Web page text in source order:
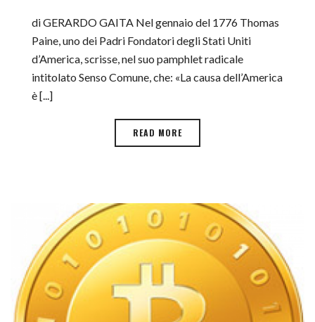
di GERARDO GAITA Nel gennaio del 1776 Thomas
Paine, uno dei Padri Fondatori degli Stati Uniti
d’America, scrisse, nel suo pamphlet radicale
intitolato Senso Comune, che: «La causa dell’America
è [...]
READ MORE